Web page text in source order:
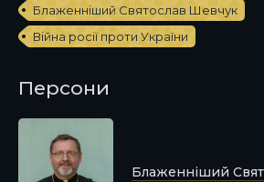
Блаженніший Святослав Шевчук
Війна росії проти України
Персони
Блаженніший